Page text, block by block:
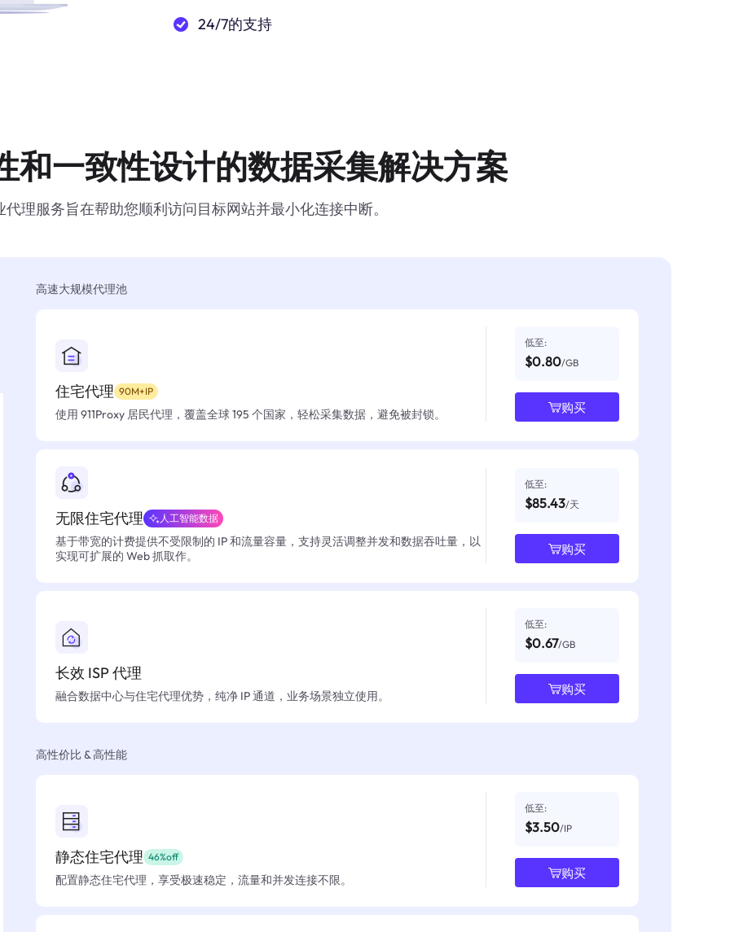
24/7的支持
和一致性设计的数据采集解决方案
代理服务旨在帮助您顺利访问目标网站并最小化连接中断。
高速大规模代理池
住宅代理 90M+IP
使用 911Proxy 居民代理，覆盖全球 195 个国家，轻松采集数据，避免被封锁。
低至:
$0.80/GB
购买
无限住宅代理 人工智能数据
基于带宽的计费提供不受限制的 IP 和流量容量，支持灵活调整并发和数据吞吐量，以
实现可扩展的 Web 抓取作。
低至:
$85.43/天
购买
长效 ISP 代理
融合数据中心与住宅代理优势，纯净 IP 通道，业务场景独立使用。
低至:
$0.67/GB
购买
高性价比 & 高性能
静态住宅代理 46%off
配置静态住宅代理，享受极速稳定，流量和并发连接不限。
低至:
$3.50/IP
购买